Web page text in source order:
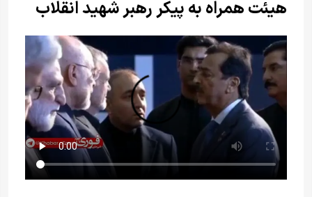
هیئت همراه به پیکر رهبر شهید انقلاب